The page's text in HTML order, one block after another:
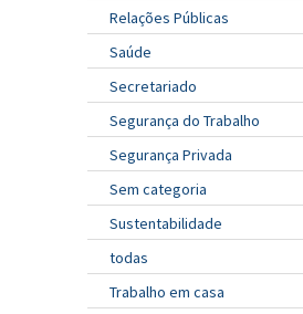
Relações Públicas
Saúde
Secretariado
Segurança do Trabalho
Segurança Privada
Sem categoria
Sustentabilidade
todas
Trabalho em casa